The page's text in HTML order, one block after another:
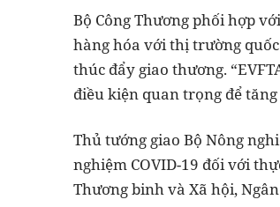
Bộ Công Thương phối hợp
hàng hóa với thị trường quốc
thúc đẩy giao thương.
điều kiện quan trọng để
Thủ tướng giao Bộ Nông
nghiệm COVID-19 đối với
Thương binh và Xã hội,